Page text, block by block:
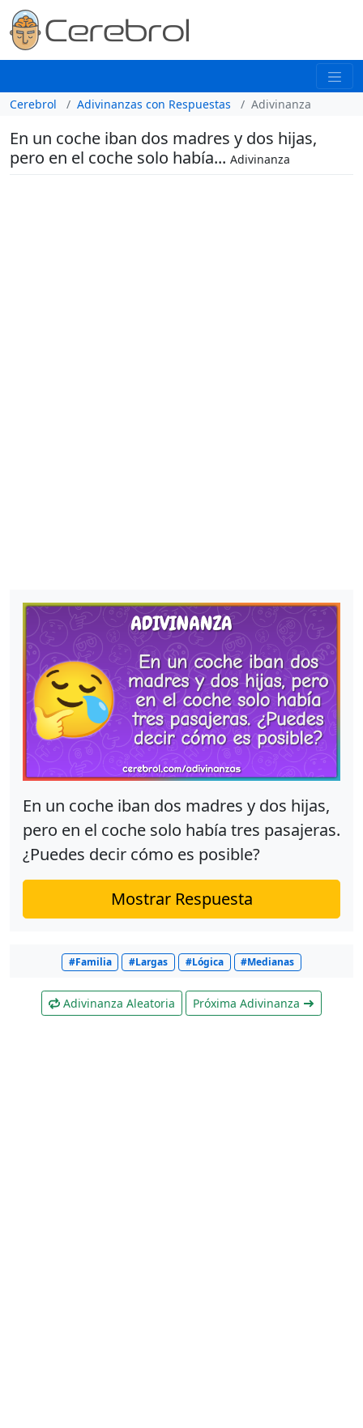
Cerebrol Adivinanzas con Respuestas Adivinanza
En un coche iban dos madres y dos hijas,
pero en el coche solo había... Adivinanza
En un coche iban dos madres y dos hijas,
pero en el coche solo había tres pasajeras.
¿Puedes decir cómo es posible?
Mostrar Respuesta
#Familia #Largas #Lógica #Medianas
Adivinanza Aleatoria Próxima Adivinanza